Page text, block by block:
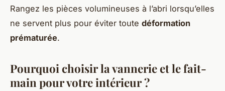
Rangez les pièces volumineuses à l’abri lorsqu’elles
ne servent plus pour éviter toute déformation
prématurée.
Pourquoi choisir la vannerie et le fait-
main pour votre intérieur ?